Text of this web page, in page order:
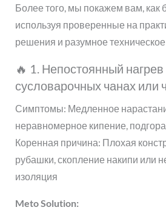
Более того, мы покажем вам, как
используя проверенные на
решения и разумное
🔥 1. Непостоянный нагрев
сусловарочных чанах или
Симптомы: Медленное
неравномерное кипение,
Коренная причина: Плохая
рубашки, скопление накипи или
изоляция
Meto Solution: